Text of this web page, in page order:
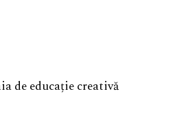
de educație creativă